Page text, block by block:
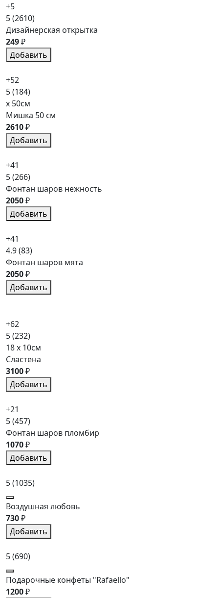
+5
5(2610)
Дизайнерская открытка
249₽
Добавить
+52
5(184)
x 50см
Мишка 50 см
2610₽
Добавить
+41
5(266)
Фонтан шаров нежность
2050₽
Добавить
+41
4.9(83)
Фонтан шаров мята
2050₽
Добавить
+62
5(232)
18 x 10см
Сластена
3100₽
Добавить
+21
5(457)
Фонтан шаров пломбир
1070₽
Добавить
5(1035)
Воздушная любовь
730₽
Добавить
5(690)
Подарочные конфеты "Rafaello"
1200₽